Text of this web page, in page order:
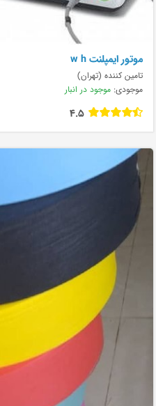
موتور ایمپلنت w h
تامین کننده (تهران)
موجودی: موجود در انبار
4.5